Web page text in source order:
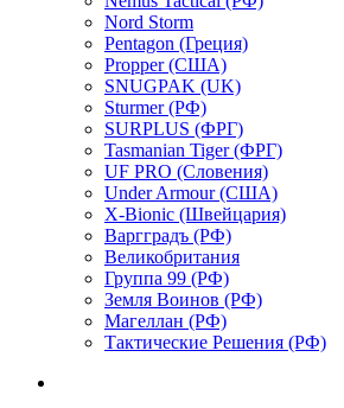
Nord Storm
Pentagon (Греция)
Propper (США)
SNUGPAK (UK)
Sturmer (РФ)
SURPLUS (ФРГ)
Tasmanian Tiger (ФРГ)
UF PRO (Словения)
Under Armour (США)
X-Bionic (Швейцария)
Варгградъ (РФ)
Великобритания
Группа 99 (РФ)
Земля Воинов (РФ)
Магеллан (РФ)
Тактические Решения (РФ)